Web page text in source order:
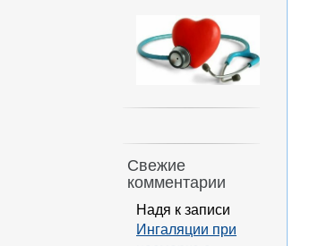
Свежие
комментарии
Надя к записи
Ингаляции при